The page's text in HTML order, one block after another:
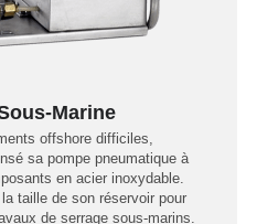
Marine
offshore difficiles,
sa pompe pneumatique à
en acier inoxydable.
taille de son réservoir pour
de serrage sous-marins.